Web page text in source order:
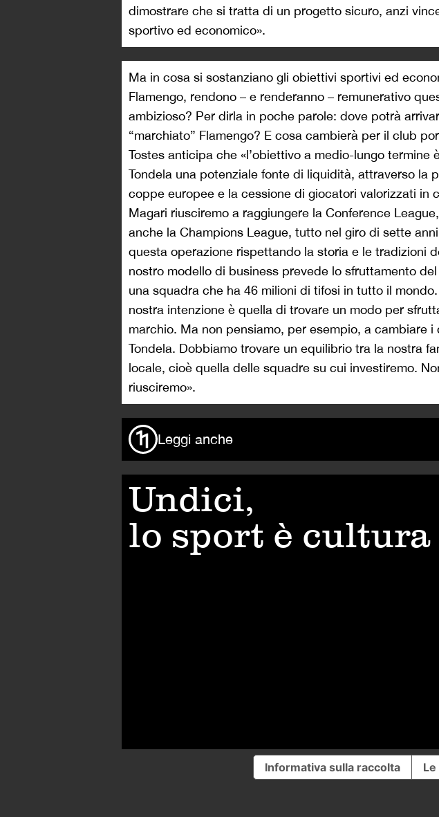
dimostrare che si tratta di un progetto sicuro, anzi
sportivo ed economico».
Ma in cosa si sostanziano gli obiettivi sportivi ed
Flamengo, rendono – e renderanno – remunerativo
ambizioso? Per dirla in poche parole: dove potrà
“marchiato” Flamengo? E cosa cambierà per il club
Tostes anticipa che «l’obiettivo a medio-lungo termine
Tondela una potenziale fonte di liquidità, attraverso la
coppe europee e la cessione di giocatori valorizzati in
Magari riusciremo a raggiungere la Conference
anche la Champions League, tutto nel giro di sette
questa operazione rispettando la storia e le tradizioni
nostro modello di business prevede lo sfruttamento
una squadra che ha 46 milioni di tifosi in tutto il
nostra intenzione è quella di trovare un modo per
marchio. Ma non pensiamo, per esempio, a cambiare i
Tondela. Dobbiamo trovare un equilibrio tra la nostra
locale, cioè quella delle squadre su cui investiremo.
riusciremo».
Leggi anche
Undici,
lo sport è cultura
Informativa sulla raccolta